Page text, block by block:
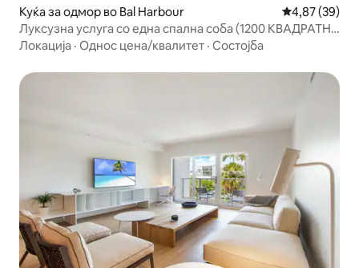
Куќа за одмор во Bal Harbour Просечна
4,87 (39)
Луксузна услуга со една спална соба (1200 КВАДРАТНИ
СТАПКИ)
Локација · Однос цена/квалитет · Состојба